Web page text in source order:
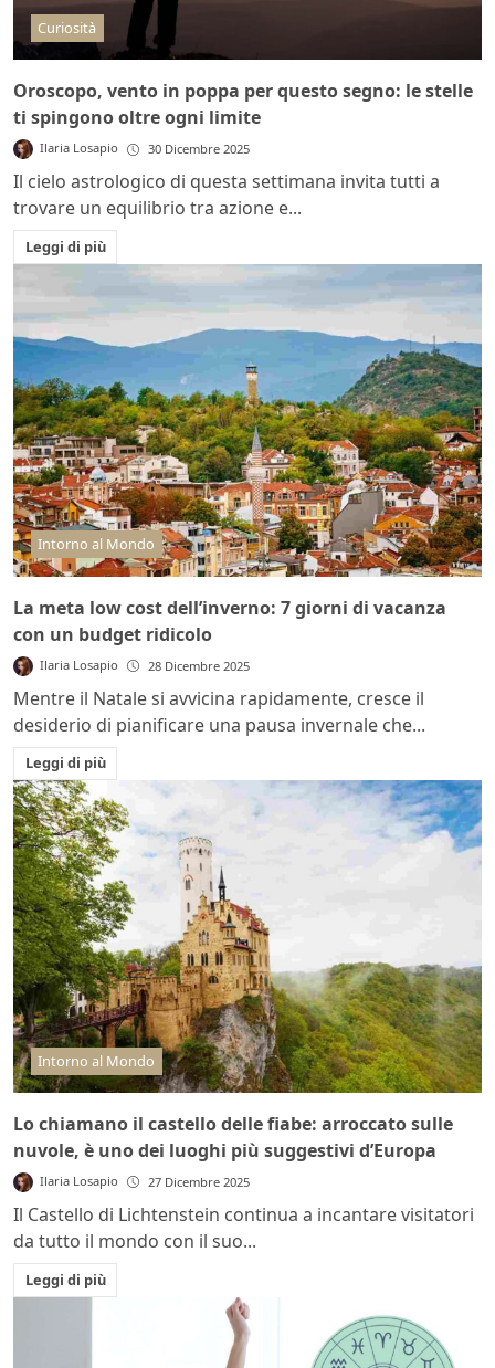
Curiosità
Oroscopo, vento in poppa per questo segno: le stelle
ti spingono oltre ogni limite
Ilaria Losapio 30 Dicembre 2025
Il cielo astrologico di questa settimana invita tutti a
trovare un equilibrio tra azione e...
Leggi di più
Intorno al Mondo
La meta low cost dell’inverno: 7 giorni di vacanza
con un budget ridicolo
Ilaria Losapio 28 Dicembre 2025
Mentre il Natale si avvicina rapidamente, cresce il
desiderio di pianificare una pausa invernale che...
Leggi di più
Intorno al Mondo
Lo chiamano il castello delle fiabe: arroccato sulle
nuvole, è uno dei luoghi più suggestivi d’Europa
Ilaria Losapio 27 Dicembre 2025
Il Castello di Lichtenstein continua a incantare visitatori
da tutto il mondo con il suo...
Leggi di più